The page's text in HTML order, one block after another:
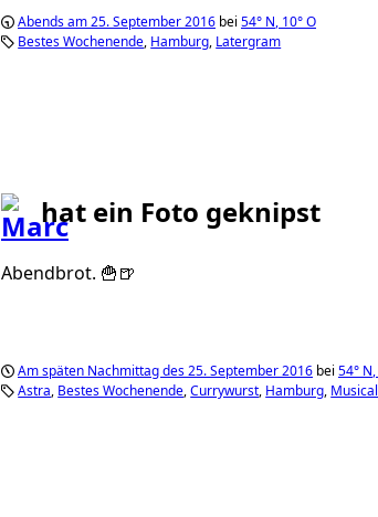
Abends am 25. September 2016 bei 54° N, 10°O
Bestes Wochenende Hamburg Latergram
hat ein Foto geknipst
Abendbrot. 🍟🍺
Am späten Nachmittag des 25. September 2016 bei 54° N,
Astra Bestes Wochenende Currywurst Hamburg Musical